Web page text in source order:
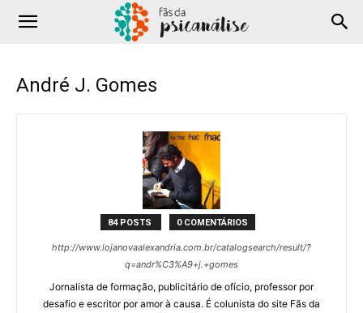
André J. Gomes
84 POSTS 0 COMENTÁRIOS
http://www.lojanovaalexandria.com.br/catalogsearch/result/?
q=andr%C3%A9+j.+gomes
Jornalista de formação, publicitário de ofício, professor por
desafio e escritor por amor à causa. É colunista do site Fãs da